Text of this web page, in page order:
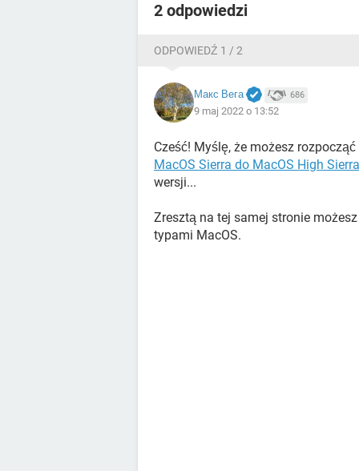
2 odpowiedzi
ODPOWIEDŹ 1 / 2
Макс Вега 686
9 maj 2022 o 13:52
Cześć! Myślę, że możesz
MacOS Sierra do MacOS High Sierra
wersji...
Zresztą na tej samej stronie
typami MacOS.